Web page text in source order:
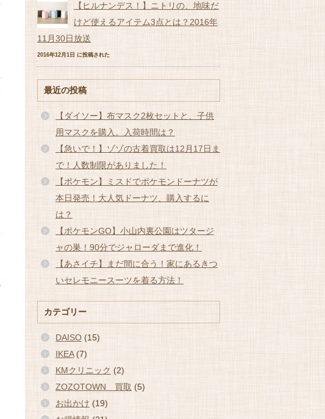
【ヒルナンデス！】ニトリの、地味だ
けど使えるアイテム3点とは？2016年
11月30日放送
2016年12月1日 に投稿された
最近の投稿
【ダイソー】布マスク2枚セットと、子供
用マスクを購入。入荷時間は？
【急いで！】ゾゾの古着買取は12月17日ま
で！人数制限がありました！
【ポケモン】ミスドでポケモンドーナツが
本日発売！大人気ドーナツ、購入するに
は？
【ポケモンGO】小山内裏公園はツタージ
ャの巣！90分でジャローダまで進化！
【あさイチ】まだ間に合う！家にあるきつ
いセレモニースーツを着る方法！
カテゴリー
DAISO (15)
IKEA(7)
KMクリニック (2)
ZOZOTOWN 買取 (5)
お出かけ (19)